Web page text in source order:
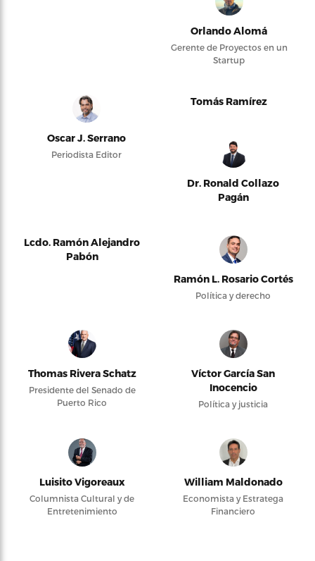
Orlando Alomá
Gerente de Proyectos en un
Startup
Oscar J. Serrano
Periodista Editor
Tomás Ramírez
Dr. Ronald Collazo
Pagán
Lcdo. Ramón Alejandro
Pabón
Ramón L. Rosario Cortés
Política y derecho
Thomas Rivera Schatz
Presidente del Senado de
Puerto Rico
Víctor García San
Inocencio
Política y justicia
Luisito Vigoreaux
Columnista Cultural y de
Entretenimiento
William Maldonado
Economista y Estratega
Financiero